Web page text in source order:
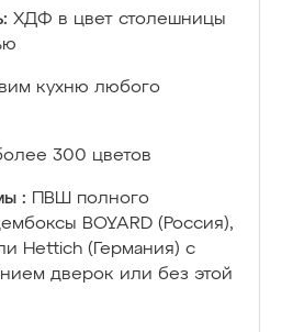
ХДФ в цвет столешницы
кухню любого
300 цветов
:
ПВШ полного
BOYARD (Россия),
Hettich (Германия) с
дверок или без этой